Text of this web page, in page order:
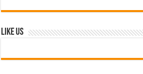
Like Us